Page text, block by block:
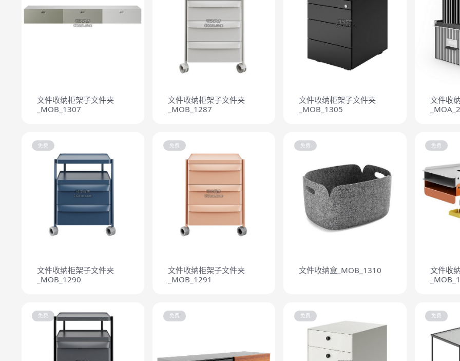
文件收纳柜架子文件夹
_MOB_1307
文件收纳柜架子文件夹
_MOB_1287
文件收纳柜架子文件夹
_MOB_1305
文件收
免费
文件收纳柜架子文件夹
_MOB_1290
免费
文件收纳柜架子文件夹
_MOB_1291
免费
文件收纳盒_MOB_1310
免费
文件收
免费 免费 免费 免费